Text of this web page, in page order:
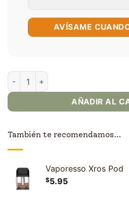
AVÍSAME
Vaporesso Xros 5 cantidad
AÑADIR AL
También te recomendamos…
Vaporesso Xros Pod
$5.95